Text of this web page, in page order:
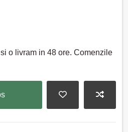
o livram in 48 ore. Comenzile